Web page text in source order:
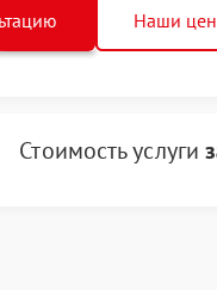
Наши
Стоимость услуги